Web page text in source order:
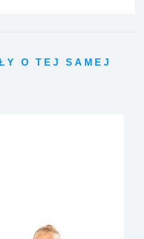
O TEJ SAMEJ